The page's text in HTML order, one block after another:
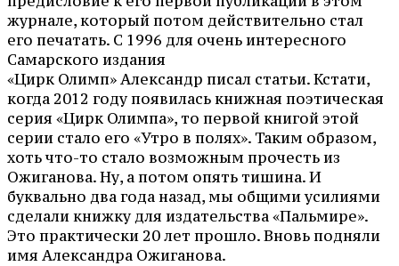
журнале, который потом действительно стал
его печатать. С 1996 для очень интересного
Самарского издания
«Цирк Олимп» Александр писал статьи. Кстати,
когда 2012 году появилась книжная поэтическая
серия «Цирк Олимпа», то первой книгой этой
серии стало его «Утро в полях». Таким образом,
хоть что-то стало возможным прочесть из
Ожиганова. Ну, а потом опять тишина. И
буквально два года назад, мы общими усилиями
сделали книжку для издательства «Пальмире».
Это практически 20 лет прошло. Вновь подняли
имя Александра Ожиганова.